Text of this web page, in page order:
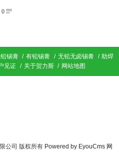
0
锡膏 / 有铅锡膏 / 无铅无卤锡膏 / 助焊
见证 / 关于贺力斯 / 网站地图
公司 版权所有Powered by EyouCms 网